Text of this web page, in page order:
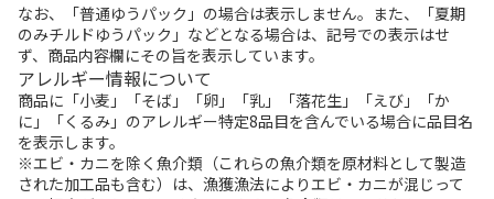
なお、「普通ゆうパック」の場合は表示しません。また、「夏期
のみチルドゆうパック」などとなる場合は、記号での表示はせ
ず、商品内容欄にその旨を表示しています。
アレルギー情報について
商品に「小麦」「そば」「卵」「乳」「落花生」「えび」「か
に」「くるみ」のアレルギー特定8品目を含んでいる場合に品目名
を表示します。
※エビ・カニを除く魚介類（これらの魚介類を原材料として製造
された加工品も含む）は、漁獲漁法によりエビ・カニが混じって